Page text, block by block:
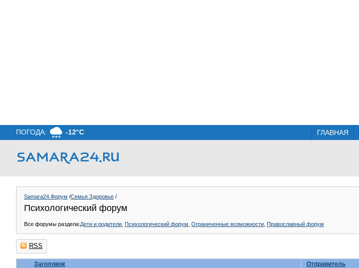
ПОГОДА: -12°C ГЛАВНАЯ
Samara24.Форум /Семья Здоровье /
Психологический форум
Все форумы раздела:Дети и родители Психологический форум Ограниченные возможности Православный форум
RSS
Заголовок Отправитель